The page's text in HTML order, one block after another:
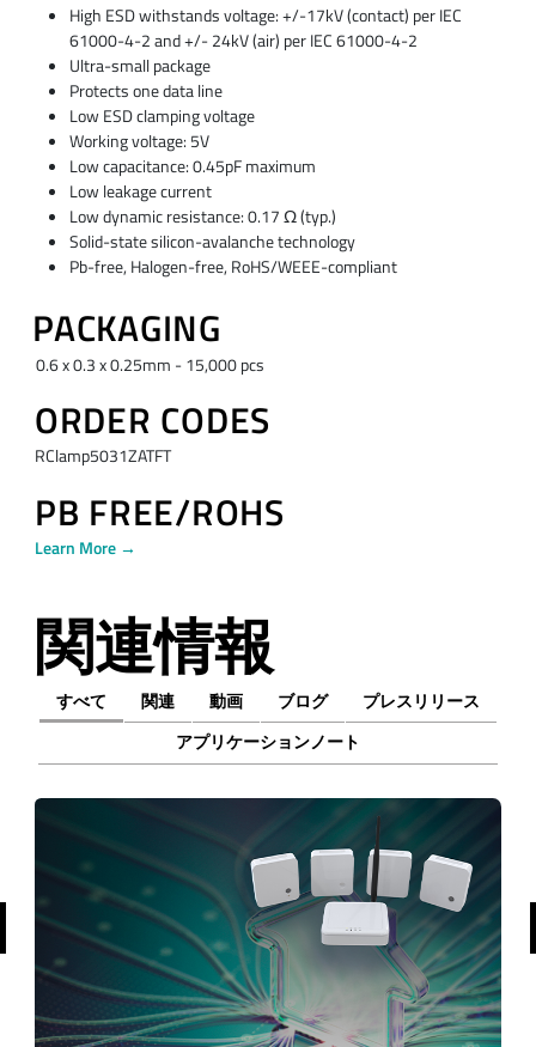
High ESD withstands voltage: +/-17kV (contact) per IEC
61000-4-2 and +/- 24kV (air) per IEC 61000-4-2
Ultra-small package
Protects one data line
Low ESD clamping voltage
Working voltage: 5V
Low capacitance: 0.45pF maximum
Low leakage current
Low dynamic resistance: 0.17 Ω (typ.)
Solid-state silicon-avalanche technology
Pb-free, Halogen-free, RoHS/WEEE-compliant
PACKAGING
0.6 x 0.3 x 0.25mm - 15,000 pcs
ORDER CODES
RClamp5031ZATFT
PB FREE/ROHS
Learn More →
関連情報
すべて 関連 動画 ブログ
プレスリリース
アプリケーションノート